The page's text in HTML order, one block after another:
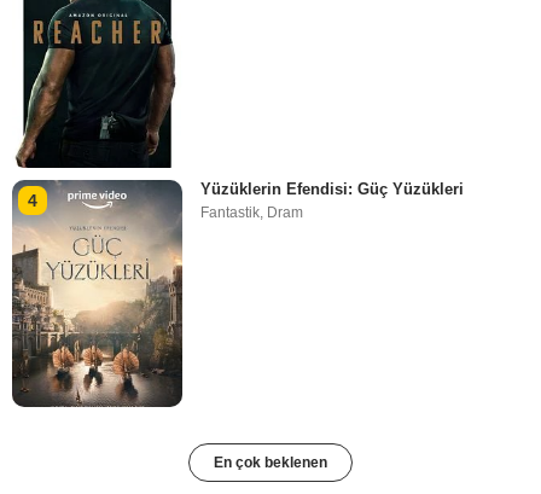
4
Yüzüklerin Efendisi: Güç Yüzükleri
Fantastik, Dram
En çok beklenen